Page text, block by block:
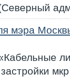
мэра